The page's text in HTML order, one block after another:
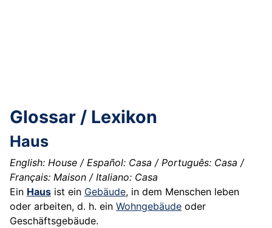
Glossar / Lexikon
Haus
English: House / Español: Casa / Português: Casa /
Français: Maison / Italiano: Casa
Ein Haus ist ein Gebäude, in dem Menschen leben
oder arbeiten, d. h. ein Wohngebäude oder
Geschäftsgebäude.